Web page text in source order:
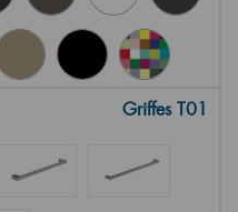
Griffes T01